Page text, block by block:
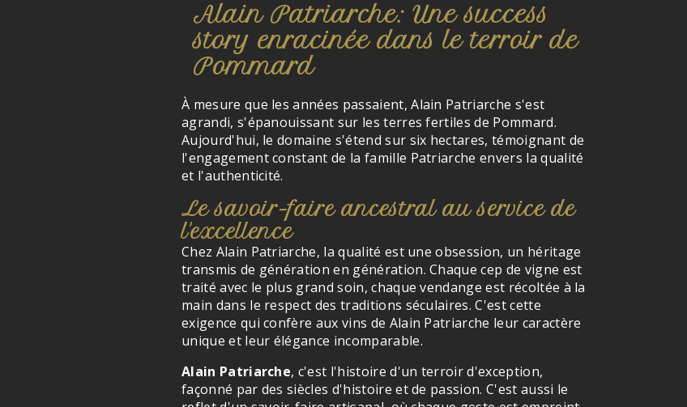
Alain Patriarche: Une success
story enracinée dans le terroir de
Pommard
À mesure que les années passaient, Alain Patriarche s'est
agrandi, s'épanouissant sur les terres fertiles de Pommard.
Aujourd'hui, le domaine s'étend sur six hectares, témoignant de
l'engagement constant de la famille Patriarche envers la qualité
et l'authenticité.
Le savoir-faire ancestral au service de
l'excellence
Chez Alain Patriarche, la qualité est une obsession, un héritage
transmis de génération en génération. Chaque cep de vigne est
traité avec le plus grand soin, chaque vendange est récoltée à la
main dans le respect des traditions séculaires. C'est cette
exigence qui confère aux vins de Alain Patriarche leur caractère
unique et leur élégance incomparable.
Alain Patriarche, c'est l'histoire d'un terroir d'exception,
façonné par des siècles d'histoire et de passion. C'est aussi le